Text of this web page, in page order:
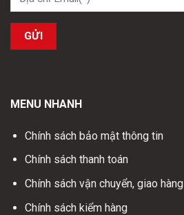
MENU NHANH
Chính sách bảo mật thông tin
Chính sách thanh toán
Chính sách vận chuyển, giao hàng
Chính sách kiểm hàng